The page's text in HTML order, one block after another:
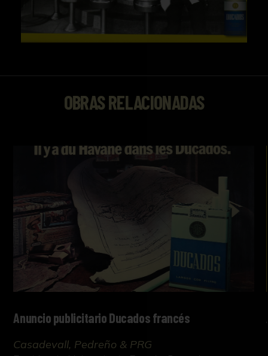
OBRAS RELACIONADAS
Anuncio publicitario Ducados francés
Casadevall, Pedreño & PRG